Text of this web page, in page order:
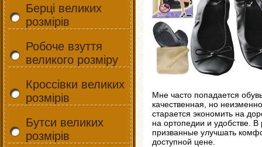
Берці великих
розмірів
Робоче взуття
великого розміру
Кроссівки великих
розмірів
Бутси великих
розмірів
Мне часто попадается
качественная, но
старается экономить на
на ортопедии и удобстве.
призванные улучшать
доступной цене.